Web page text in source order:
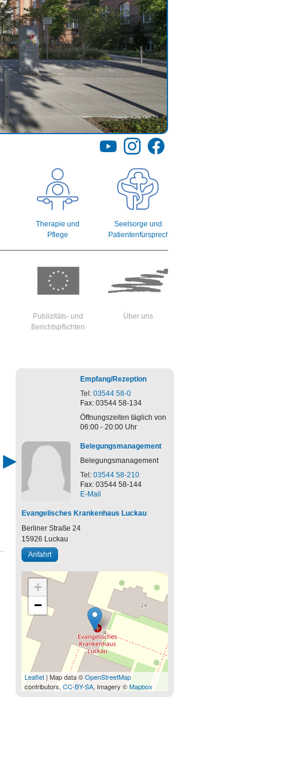
YouTubeInstagramFacebook
Therapie und
Pflege
Seelsorge und
Patientenfürsprecherin
Publizitäts- und
Berichtspflichten
Über uns
04. Mai 2026
Regionalgottesdienst im
Evangelischen Krankenhaus
Luckau
in Luckau kamen Menschen aus
09. Februar 2026
#WirsindEKL
Heute stellen wir Ihnen unseren
Empfang/Rezeption
Tel: 03544 58-0
Fax: 03544 58-134
Öffnungszeiten täglich von
06:00 - 20:00 Uhr
Belegungsmanagement
Belegungsmanagement
Tel: 03544 58-210
Fax: 03544 58-144
E-Mail
Evangelisches Krankenhaus Luckau
Berliner Straße 24
15926 Luckau
Anfahrt
+
−
Leaflet | Map data ©OpenStreetMap
contributors,CC-BY-SA, Imagery ©Mapbox